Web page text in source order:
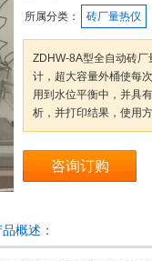
所属分类：
砖厂量热仪
ZDHW-8A型全自动砖
计，超大容量外桶使每
用到水位平衡中，并具
析，并打印结果，使用
咨询订购
概述：